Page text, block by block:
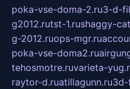
poka-vse-doma-2.ru3-d-
g2012.rutst-1.rushaggy-
g-2012.ruops-mgr.ru
poka-vse-doma2.ru
tehosmotre.ruvarieta-
raytor-d.ruatillagunn.ru3d-